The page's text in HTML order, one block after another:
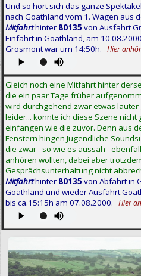
Und so hört sich das ganze
nach Goathland vom 1. Wagen aus
Mitfahrthinter 80135 von Ausfahrt
Einfahrt in Goathland, am
Grosmont war um 14:50h.
Hier
Gleich noch eine Mitfahrt hinter
die ein paar Tage früher
wird durchgehend zwar etwas
leider... konnte ich diese Szene
einfangen wie die zuvor. Denn aus
Fenstern hingen Jugendliche
die zwar - so wie es aussah -
anhören wollten, dabei aber
Gesprächsunterhaltung nicht
Mitfahrthinter 80135 von Abfahrt in
Goathland und wieder Ausfahrt
bis ca.15:15h am 07.08.2000.
Hier